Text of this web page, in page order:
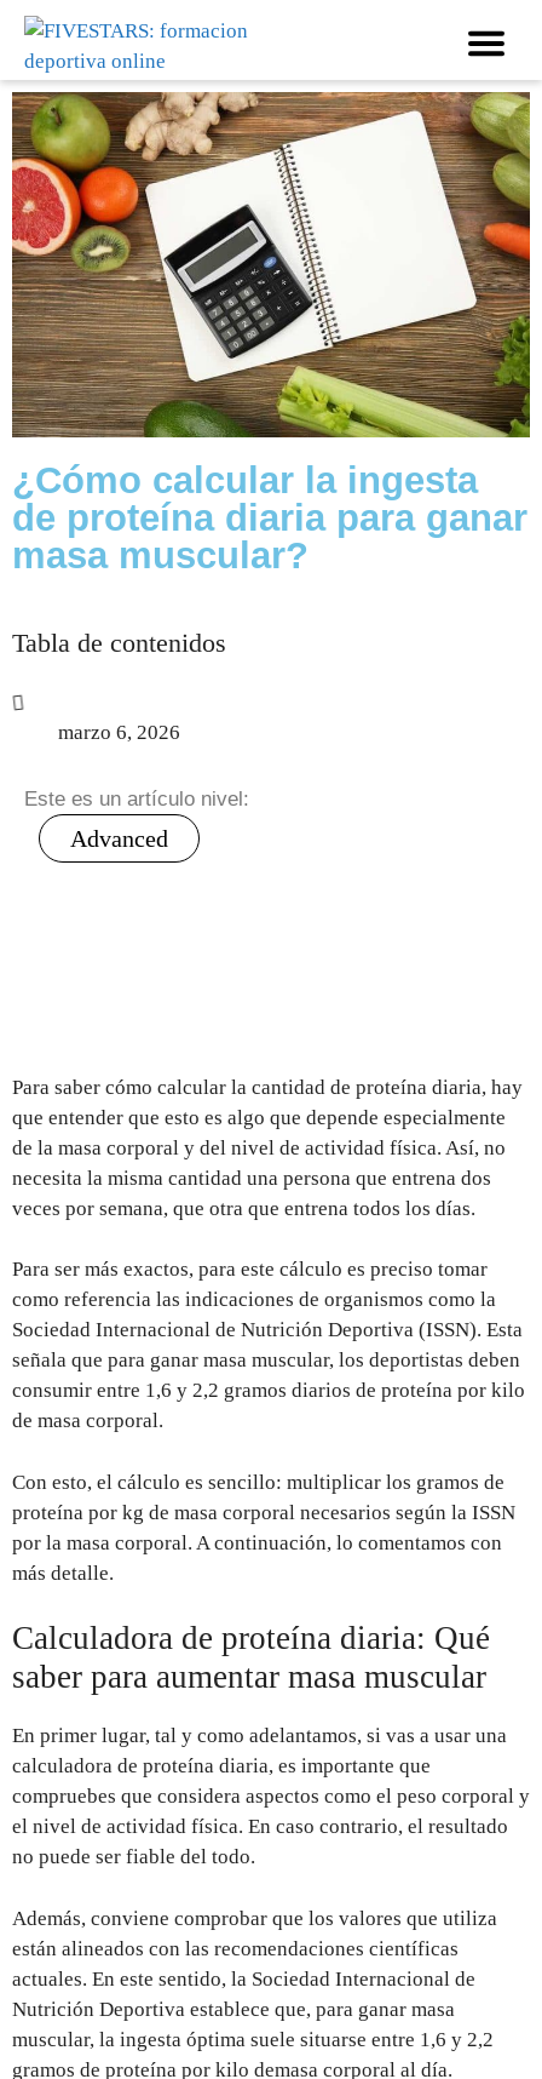
¿Cómo calcular la ingesta
de proteína diaria para ganar
masa muscular?
Tabla de contenidos
marzo 6, 2026
Este es un artículo nivel:
Advanced
Para saber cómo calcular la cantidad de proteína diaria, hay
que entender que esto es algo que depende especialmente
de la masa corporal y del nivel de actividad física. Así, no
necesita la misma cantidad una persona que entrena dos
veces por semana, que otra que entrena todos los días.
Para ser más exactos, para este cálculo es preciso tomar
como referencia las indicaciones de organismos como la
Sociedad Internacional de Nutrición Deportiva (ISSN). Esta
señala que para ganar masa muscular, los deportistas deben
consumir entre 1,6 y 2,2 gramos diarios de proteína por kilo
de masa corporal.
Con esto, el cálculo es sencillo: multiplicar los gramos de
proteína por kg de masa corporal necesarios según la ISSN
por la masa corporal. A continuación, lo comentamos con
más detalle.
Calculadora de proteína diaria: Qué
saber para aumentar masa muscular
En primer lugar, tal y como adelantamos, si vas a usar una
calculadora de proteína diaria, es importante que
compruebes que considera aspectos como el peso corporal y
el nivel de actividad física. En caso contrario, el resultado
no puede ser fiable del todo.
Además, conviene comprobar que los valores que utiliza
están alineados con las recomendaciones científicas
actuales. En este sentido, la Sociedad Internacional de
Nutrición Deportiva establece que, para ganar masa
muscular, la ingesta óptima suele situarse entre 1,6 y 2,2
gramos de proteína por kilo demasa corporal al día.